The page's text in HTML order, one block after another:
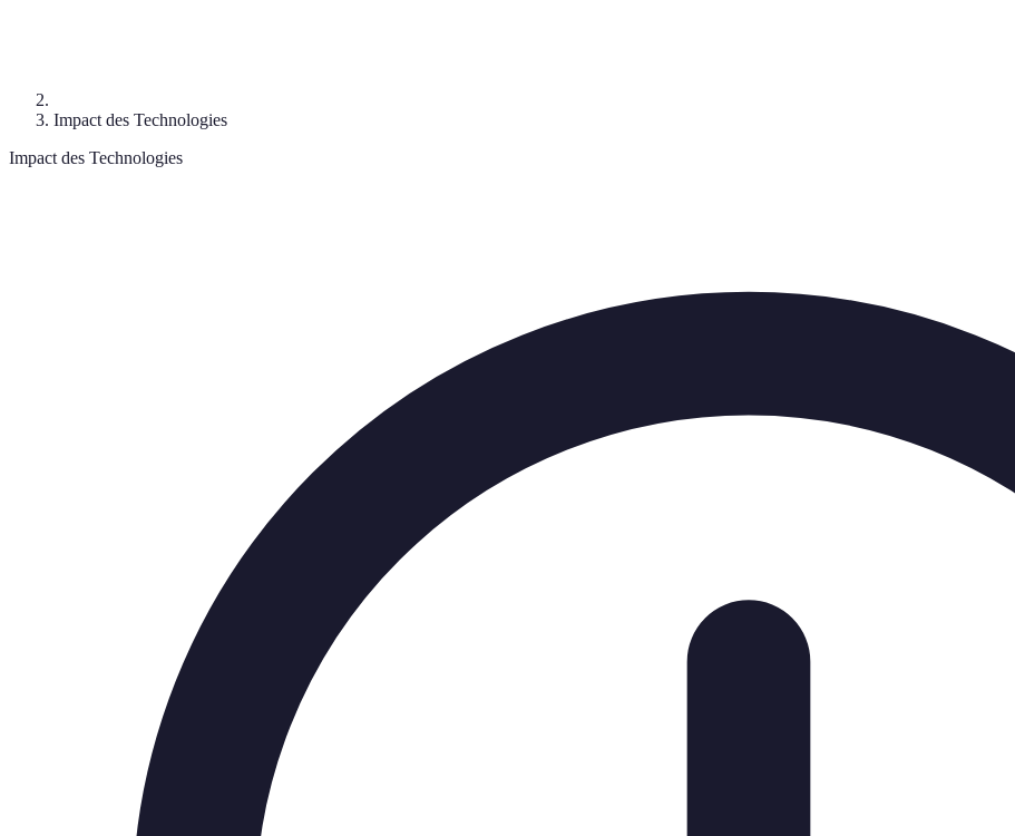
Impact des Technologies
Impact des Technologies